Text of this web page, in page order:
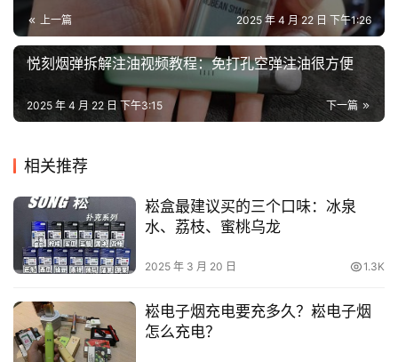
上一篇 2025 年 4 月 22 日 下午1:26
悦刻烟弹拆解注油视频教程：免打孔空弹注油很方便
下一篇
2025 年 4 月 22 日 下午3:15
相关推荐
崧盒最建议买的三个口味：冰泉
水、荔枝、蜜桃乌龙
2025 年 3 月 20 日 1.3K
崧电子烟充电要充多久？崧电子烟
怎么充电？